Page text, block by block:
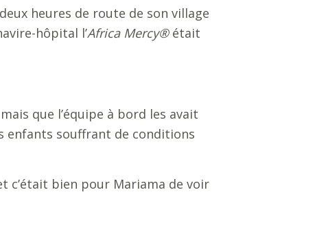
heures de route de son village
hôpital l’Africa Mercy®était
que l’équipe à bord les avait
enfants souffrant de conditions
c’était bien pour Mariama de voir